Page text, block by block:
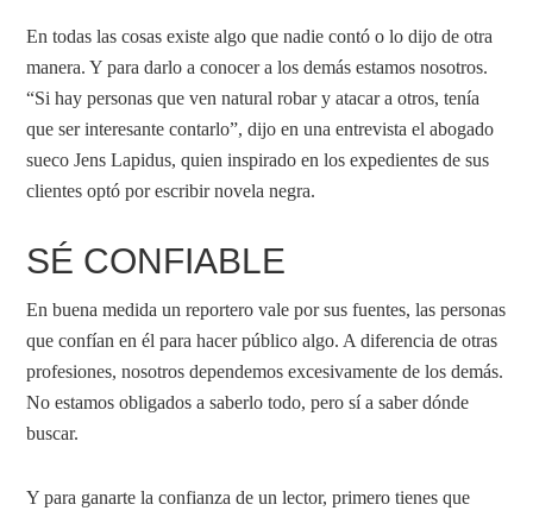
En todas las cosas existe algo que nadie contó o lo dijo de otra
manera. Y para darlo a conocer a los demás estamos nosotros.
“Si hay personas que ven natural robar y atacar a otros, tenía
que ser interesante contarlo”, dijo en una entrevista el abogado
sueco Jens Lapidus, quien inspirado en los expedientes de sus
clientes optó por escribir novela negra.
SÉ CONFIABLE
En buena medida un reportero vale por sus fuentes, las personas
que confían en él para hacer público algo. A diferencia de otras
profesiones, nosotros dependemos excesivamente de los demás.
No estamos obligados a saberlo todo, pero sí a saber dónde
buscar.
Y para ganarte la confianza de un lector, primero tienes que